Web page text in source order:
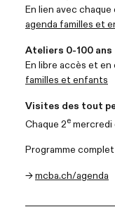
En lien avec
agenda familles et
Ateliers 0-100 ans
En libre accès et en
familles et enfants
Visites des tout
Chaque 2e mercredi
Programme
→ mcba.ch/agenda